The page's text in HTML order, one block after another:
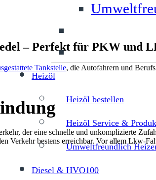
Heizöl
Heizöl bestellen
Heizöl Service &
Umweltfreundlich
Diesel & HVO100
– Perfekt für PKW und
Tankstelle, die Autofahrern und
der eine schnelle und unkomplizierte
Verkehr bestens erreichbar. Vor allem Lkw-